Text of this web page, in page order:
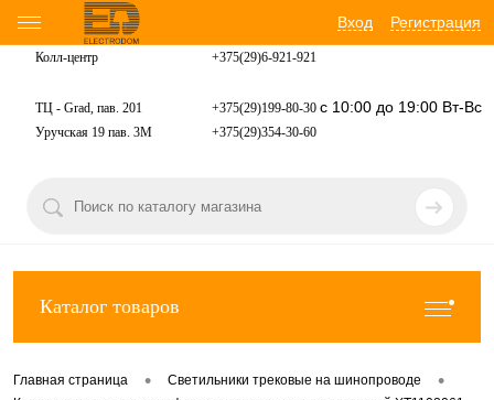
Вход Регистрация
Колл-центр +375(29)6-921-921
ТЦ - Grad, пав. 201 +375(29)199-80-30 с 10:00 до 19:00 Вт-Вс
Уручская 19 пав. 3М +375(29)354-30-60
Каталог товаров
Главная страница • Светильники трековые на шинопроводе •